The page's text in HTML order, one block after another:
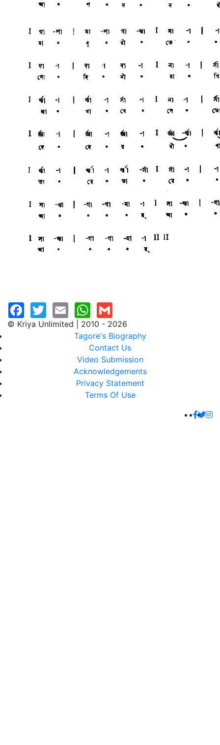
© Kriya Unlimited | 2010 - 2026
Tagore's Biography
Contact Us
Video Submission
Acknowledgements
Privacy Statement
Terms Of Use